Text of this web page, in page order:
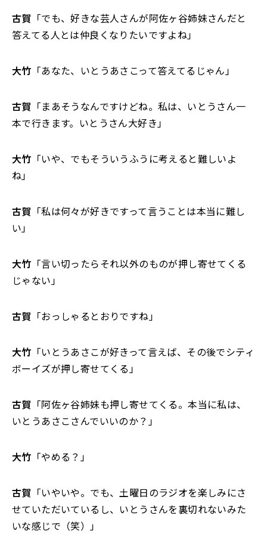
古賀 「でも、好きな芸人さんが阿佐ヶ谷姉妹さんだと
答えてる人とは仲良くなりたいですよね」
大竹 「あなた、いとうあさこって答えてるじゃん」
古賀 「まあそうなんですけどね。私は、いとうさん一
本で行きます。いとうさん大好き」
大竹 「いや、でもそういうふうに考えると難しいよ
ね」
古賀 「私は何々が好きですって言うことは本当に難し
い」
大竹 「言い切ったらそれ以外のものが押し寄せてくる
じゃない」
古賀 「おっしゃるとおりですね」
大竹 「いとうあさこが好きって言えば、その後でシティ
ボーイズが押し寄せてくる」
古賀 「阿佐ヶ谷姉妹も押し寄せてくる。本当に私は、
いとうあさこさんでいいのか？」
大竹 「やめる？」
古賀 「いやいや。でも、土曜日のラジオを楽しみにさ
せていただいているし、いとうさんを裏切れないみた
いな感じで（笑）」